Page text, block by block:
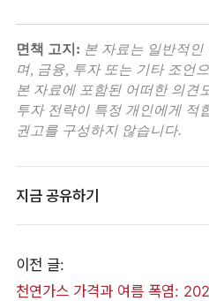
면책 고지: 본 자료는 일반적
며, 금융, 투자 또는 기타 조언
본 자료에 포함된 어떠한 의견
투자 전략이 특정 개인에게 적
권고를 구성하지 않습니다.
지금 공유하기
이전 글:
천연가스 가격과 여름 폭염: